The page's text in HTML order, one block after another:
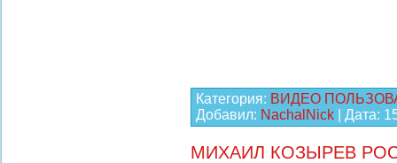
Категория: ВИДЕО
Добавил: NachalNick | Дата:
МИХАИЛ КОЗЫРЕВ